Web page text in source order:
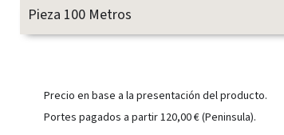
Pieza 100 Metros
Precio en base a la presentación del producto.
Portes pagados a partir 120,00 € (Peninsula).